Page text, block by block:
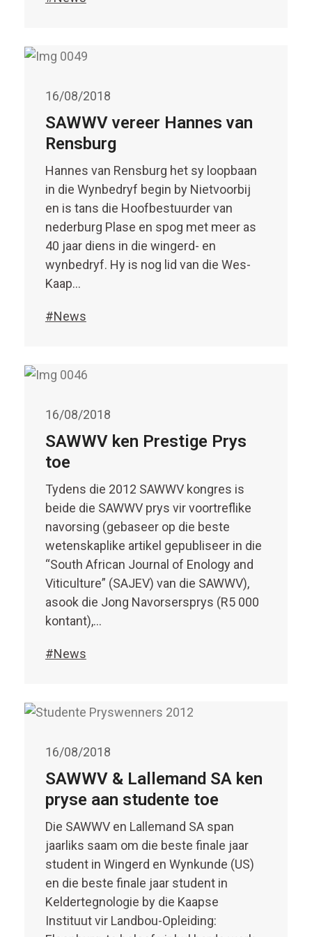
16/08/2018
SAWWV vereer Hannes van
Rensburg
Hannes van Rensburg het sy loopbaan
in die Wynbedryf begin by Nietvoorbij
en is tans die Hoofbestuurder van
nederburg Plase en spog met meer as
40 jaar diens in die wingerd- en
wynbedryf. Hy is nog lid van die Wes-
Kaap…
#News
16/08/2018
SAWWV ken Prestige Prys
toe
Tydens die 2012 SAWWV kongres is
beide die SAWWV prys vir voortreflike
navorsing (gebaseer op die beste
wetenskaplike artikel gepubliseer in die
“South African Journal of Enology and
Viticulture” (SAJEV) van die SAWWV),
asook die Jong Navorsersprys (R5 000
kontant),…
#News
16/08/2018
SAWWV & Lallemand SA ken
pryse aan studente toe
Die SAWWV en Lallemand SA span
jaarliks saam om die beste finale jaar
student in Wingerd en Wynkunde (US)
en die beste finale jaar student in
Keldertegnologie by die Kaapse
Instituut vir Landbou-Opleiding: